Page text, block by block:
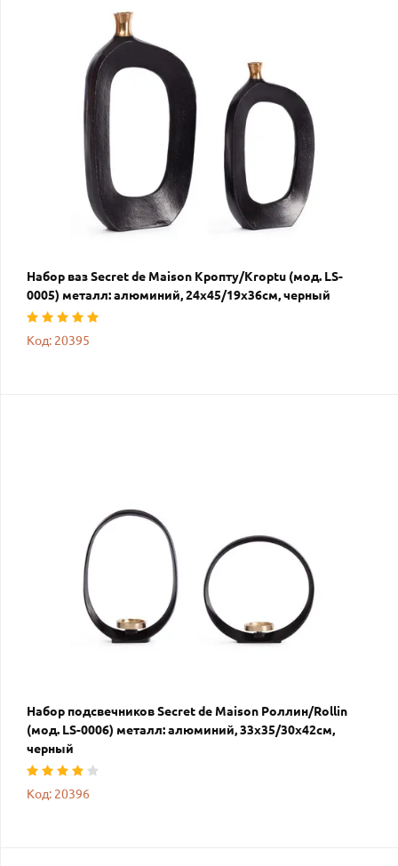
Набор ваз Secret de Maison Кропту/Kroptu (мод. LS-
0005) металл: алюминий, 24х45/19х36см, черный
Код: 20395
Набор подсвечников Secret de Maison Роллин/Rollin
(мод. LS-0006) металл: алюминий, 33х35/30х42см,
черный
Код: 20396